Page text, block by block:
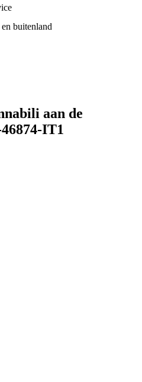
buitenland
aan de
IT1